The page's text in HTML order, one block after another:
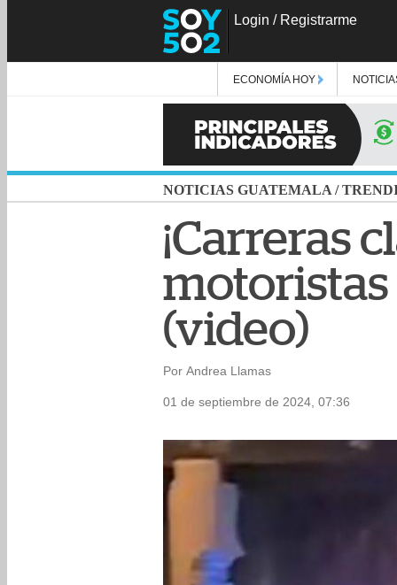
Login / Registrarme
ECONOMÍA HOY
NOTICIAS GUATEMALA /
¡Carreras
motoristas
(video)
Por Andrea Llamas
01 de septiembre de 2024, 07:36